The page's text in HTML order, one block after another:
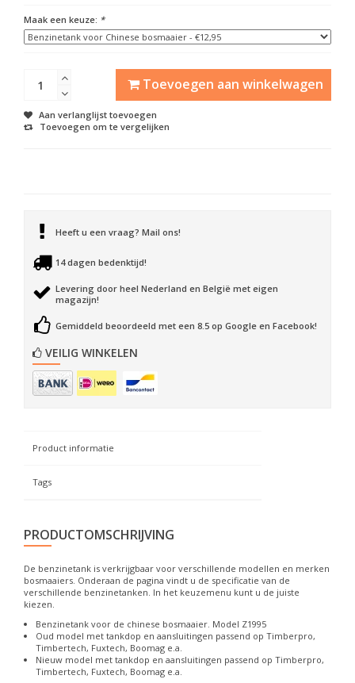
Maak een keuze: *
Toevoegen aan winkelwagen
Aan verlanglijst toevoegen
Toevoegen om te vergelijken
Heeft u een vraag? Mail ons!
14 dagen bedenktijd!
Levering door heel Nederland en België met eigen
magazijn!
Gemiddeld beoordeeld met een 8.5 op Google en Facebook!
VEILIG WINKELEN
Product informatie
Tags
PRODUCTOMSCHRIJVING
De benzinetank is verkrijgbaar voor verschillende modellen en merken
bosmaaiers. Onderaan de pagina vindt u de specificatie van de
verschillende benzinetanken. In het keuzemenu kunt u de juiste
kiezen.
Benzinetank voor de chinese bosmaaier. Model Z1995
Oud model met tankdop en aansluitingen passend op Timberpro,
Timbertech, Fuxtech, Boomag e.a.
Nieuw model met tankdop en aansluitingen passend op Timberpro,
Timbertech, Fuxtech, Boomag e.a.